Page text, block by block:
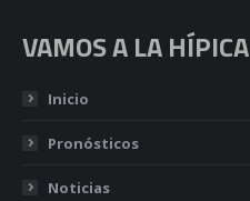
VAMOS A LA HÍPICA
Inicio
Pronósticos
Noticias